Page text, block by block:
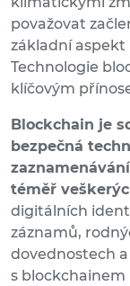
považovat
základní
Technologie
klíčovým
Blockchain je
bezpečná
téměř
digitálních
záznamů,
dovednostech
s blockchainem